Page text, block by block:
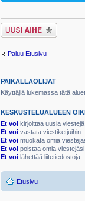
Lähetä uusi viesti
Paluu Etusivu
PAIKALLAOLIJAT
Käyttäjiä lukemassa tätä
KESKUSTELUALUEEN
Et voi kirjoittaa uusia viestejä
Et voi vastata viestiketjuihin
Et voi muokata omia
Et voi poistaa omia viestejäsi
Et voi lähettää liitetiedostoja.
Etusivu